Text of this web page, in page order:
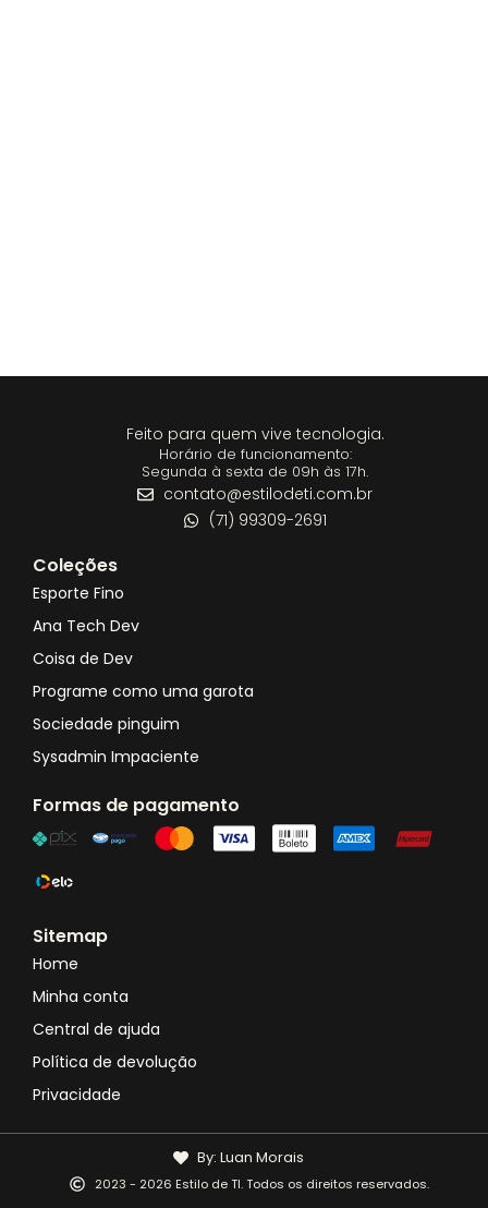
Feito para quem vive tecnologia.
Horário de funcionamento:
Segunda à sexta de 09h às 17h.
contato@estilodeti.com.br
(71) 99309-2691
Coleções
Esporte Fino
Ana Tech Dev
Coisa de Dev
Programe como uma garota
Sociedade pinguim
Sysadmin Impaciente
Formas de pagamento
Sitemap
Home
Minha conta
Central de ajuda
Política de devolução
Privacidade
2023 - 2026 Estilo de TI. Todos os direitos reservados.
By: Luan Morais